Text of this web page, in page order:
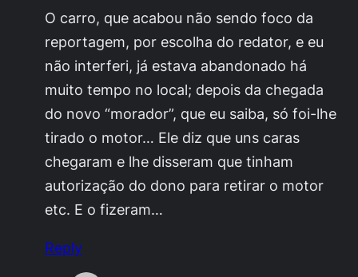
O carro, que acabou não sendo foco da
reportagem, por escolha do redator, e eu
não interferi, já estava abandonado há
muito tempo no local; depois da chegada
do novo “morador”, que eu saiba, só foi-lhe
tirado o motor… Ele diz que uns caras
chegaram e lhe disseram que tinham
autorização do dono para retirar o motor
etc. E o fizeram…
Reply